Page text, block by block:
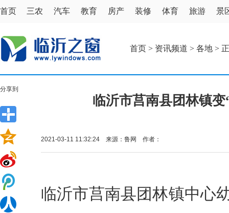
首页 三农 汽车 教育 房产 装修 体育 旅游 景
首页 > 资讯频道 > 各地 >
分享到
临沂市莒南县团林镇
2021-03-11 11:32:24 来源：鲁网 作者：
临沂市莒南县团林镇中心